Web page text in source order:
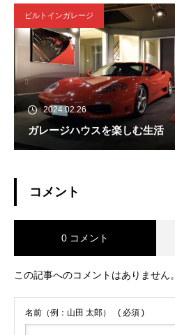
ビルトインガレージ
2024.02.26
ガレージハウスを楽しむ生活
コメント
0 コメント
この記事へのコメントはありません。
名前（例：山田 太郎） ( 必須 )